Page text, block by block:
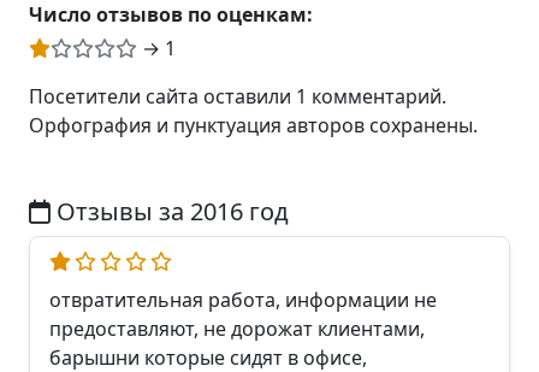
Число отзывов по оценкам:
→ 1
Посетители сайта оставили 1 комментарий.
Орфография и пунктуация авторов сохранены.
Отзывы за 2016 год
отвратительная работа, информации не
предоставляют, не дорожат клиентами,
барышни которые сидят в офисе,